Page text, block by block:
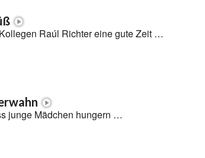
Raúl Richter eine gute Zeit …
junge Mädchen hungern …